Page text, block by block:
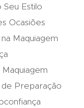
Estilo
Ocasiões
Maquiagem
Preparação